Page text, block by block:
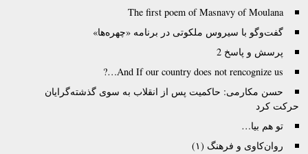
The first poem of Masnavy of Moulana
گفت‌وگو با سیروس ملکوتی در برنامه «چهره‌ها»
پرسش و پاسخ 2
And If our country does not rencognize us…?
حسن مکارمی: حاکمیت پس از انقلاب به سوی گذشته‌گرایان
حرکت کرد
تو هم بیا…
روان‌کاوی و فرهنگ (۱)